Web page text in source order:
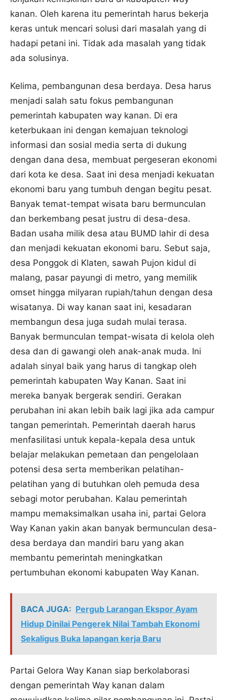
kanan. Oleh karena itu pemerintah harus bekerja
keras untuk mencari solusi dari masalah yang di
hadapi petani ini. Tidak ada masalah yang tidak
ada solusinya.
Kelima, pembangunan desa berdaya. Desa harus
menjadi salah satu fokus pembangunan
pemerintah kabupaten way kanan. Di era
keterbukaan ini dengan kemajuan teknologi
informasi dan sosial media serta di dukung
dengan dana desa, membuat pergeseran ekonomi
dari kota ke desa. Saat ini desa menjadi kekuatan
ekonomi baru yang tumbuh dengan begitu pesat.
Banyak temat-tempat wisata baru bermunculan
dan berkembang pesat justru di desa-desa.
Badan usaha milik desa atau BUMD lahir di desa
dan menjadi kekuatan ekonomi baru. Sebut saja,
desa Ponggok di Klaten, sawah Pujon kidul di
malang, pasar payungi di metro, yang memilik
omset hingga milyaran rupiah/tahun dengan desa
wisatanya. Di way kanan saat ini, kesadaran
membangun desa juga sudah mulai terasa.
Banyak bermunculan tempat-wisata di kelola oleh
desa dan di gawangi oleh anak-anak muda. Ini
adalah sinyal baik yang harus di tangkap oleh
pemerintah kabupaten Way Kanan. Saat ini
mereka banyak bergerak sendiri. Gerakan
perubahan ini akan lebih baik lagi jika ada campur
tangan pemerintah. Pemerintah daerah harus
menfasilitasi untuk kepala-kepala desa untuk
belajar melakukan pemetaan dan pengelolaan
potensi desa serta memberikan pelatihan-
pelatihan yang di butuhkan oleh pemuda desa
sebagi motor perubahan. Kalau pemerintah
mampu memaksimalkan usaha ini, partai Gelora
Way Kanan yakin akan banyak bermunculan desa-
desa berdaya dan mandiri baru yang akan
membantu pemerintah meningkatkan
pertumbuhan ekonomi kabupaten Way Kanan.
BACA JUGA: Pergub Larangan Ekspor Ayam
Hidup Dinilai Pengerek Nilai Tambah Ekonomi
Sekaligus Buka lapangan kerja Baru
Partai Gelora Way Kanan siap berkolaborasi
dengan pemerintah Way kanan dalam